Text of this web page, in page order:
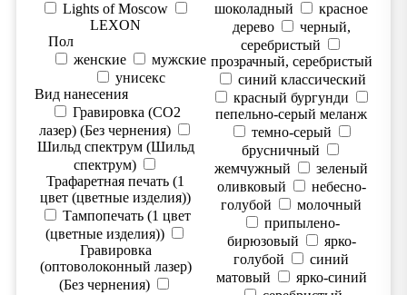
шоколадный
красное
дерево
черный,
серебристый
прозрачный, серебристый
синий классический
красный бургунди
пепельно-серый меланж
темно-серый
брусничный
жемчужный
зеленый
оливковый
небесно-
голубой
молочный
припылено-
бирюзовый
ярко-
голубой
синий
матовый
ярко-синий
Lights of Moscow
LEXON
Пол
женские
мужские
унисекс
Вид нанесения
Гравировка (CO2
лазер) (Без чернения)
Шильд спектрум (Шильд
спектрум)
Трафаретная печать (1
цвет (цветные изделия))
Тампопечать (1 цвет
(цветные изделия))
Гравировка
(оптоволоконный лазер)
(Без чернения)